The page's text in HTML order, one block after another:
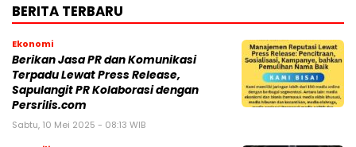
BERITA TERBARU
Ekonomi
Berikan Jasa PR dan Komunikasi
Terpadu Lewat Press Release,
Sapulangit PR Kolaborasi dengan
Persrilis.com
Sabtu, 10 Mei 2025 - 08:13 WIB